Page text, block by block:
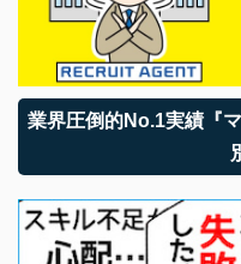
業界圧倒的No.1実績『